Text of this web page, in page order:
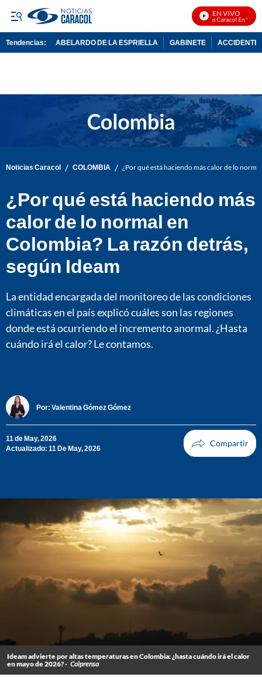
EN VIVO
Noticias Caracol En Vivo
Tendencias: ABELARDO DE LA ESPRIELLA GABINETE ACCIDENTE
Noticias Caracol / COLOMBIA / ¿Por qué está haciendo más calor de lo
¿Por qué está haciendo más
calor de lo normal en
Colombia? La razón detrás,
según Ideam
La entidad encargada del monitoreo de las condiciones
climáticas en el país explicó cuáles son las regiones
donde está ocurriendo el incremento anormal. ¿Hasta
cuándo irá el calor? Le contamos.
Por: Valentina Gómez Gómez
11 de May, 2026
Actualizado: 11 De May, 2026
Ideam advierte por altas temperaturas en Colombia: ¿hasta cuándo irá el calor
en mayo de 2026? - Colprensa